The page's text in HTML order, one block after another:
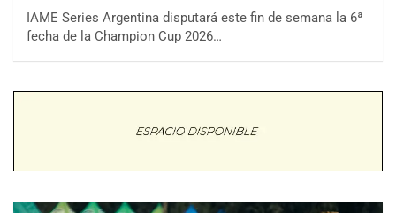
IAME Series Argentina disputará este fin de semana la 6ª
fecha de la Champion Cup 2026…